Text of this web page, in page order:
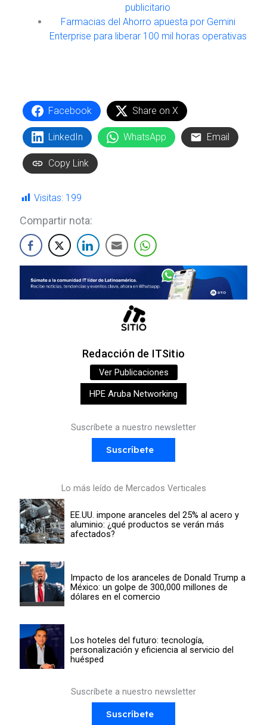
publicitario
Farmacias del Ahorro apuesta por Gemini
Enterprise para liberar 100 mil horas operativas
Facebook Share on X
LinkedIn WhatsApp Email
Copy Link
Visitas: 199
Compartir nota:
Redacción de ITSitio
Ver Publicaciones
HPE Aruba Networking
Suscríbete a nuestro newsletter
Suscríbete
Lo más leído de Mercados Verticales
EE.UU. impone aranceles del 25% al acero y
aluminio: ¿qué productos se verán más
afectados?
Impacto de los aranceles de Donald Trump a
México: un golpe de 300,000 millones de
dólares en el comercio
Los hoteles del futuro: tecnología,
personalización y eficiencia al servicio del
huésped
Suscríbete a nuestro newsletter
Suscríbete